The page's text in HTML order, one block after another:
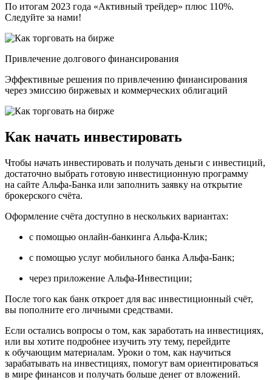
По итогам 2023 года «Активный трейдер» плюс 110%.
Следуйте за нами!
Привлечение долгового финансирования
Эффективные решения по привлечению финансирования
через эмиссию биржевых и коммерческих облигаций
Как начать инвестировать
Чтобы начать инвестировать и получать деньги с инвестиций,
достаточно выбрать готовую инвестиционную программу
на сайте Альфа-Банка или заполнить заявку на открытие
брокерского счёта.
Оформление счёта доступно в нескольких вариантах:
с помощью онлайн-банкинга Альфа-Клик;
с помощью услуг мобильного банка Альфа⁠-⁠Банк;
через приложение Альфа-Инвестиции;
После того как банк откроет для вас инвестиционный счёт,
вы пополните его личными средствами.
Если остались вопросы о том, как заработать на инвестициях,
или вы хотите подробнее изучить эту тему, перейдите
к обучающим материалам. Уроки о том, как научиться
зарабатывать на инвестициях, помогут вам ориентироваться
в мире финансов и получать больше денег от вложений.